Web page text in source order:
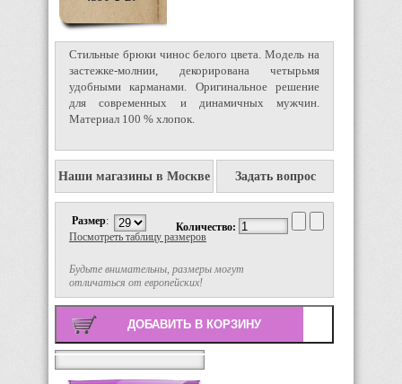
Стильные брюки чинос белого цвета. Модель на
застежке-молнии, декорирована четырьмя
удобными карманами. Оригинальное решение
для современных и динамичных мужчин.
Материал 100 % хлопок.
Наши магазины в Москве Задать вопрос
Размер:
Будьте внимательны, размеры могут
отличаться от европейских!
Посмотреть таблицу размеров
Количество:
Поиск